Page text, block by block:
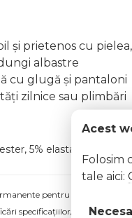
și prietenos cu
albastre
cu glugă și pantaloni
zilnice sau plimbări
5% elastan.
pentru a păstra
specificațiilor/etichetei
Acest
Folosim
tale aici: